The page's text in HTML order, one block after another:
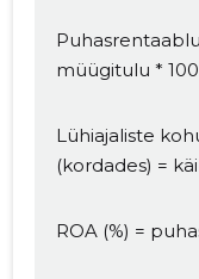
müügitulu * 100
Lühiajaliste
(kordades) =
ROA (%) =